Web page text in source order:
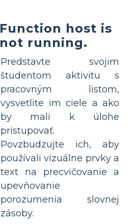
Function host is
not running.
Predstavte svojim
študentom aktivitu s
pracovným listom,
vysvetlite im ciele a ako
by mali k úlohe
pristupovať.
Povzbudzujte ich, aby
používali vizuálne prvky a
text na precvičovanie a
upevňovanie
porozumenia slovnej
zásoby.